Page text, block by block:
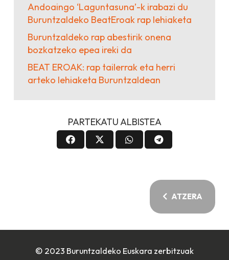
Andoaingo ‘Laguntasuna’-k irabazi du
Buruntzaldeko BeatEroak rap lehiaketa
Buruntzaldeko rap abestirik onena
bozkatzeko epea ireki da
BEAT EROAK: rap tailerrak eta herri
arteko lehiaketa Buruntzaldean
PARTEKATU ALBISTEA
ATZERA
© 2023 Buruntzaldeko Euskara zerbitzuak